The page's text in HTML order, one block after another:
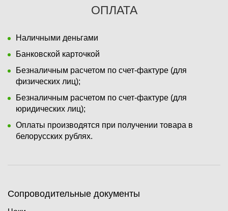
ОПЛАТА
Наличными деньгами
Банковской карточкой
Безналичным расчетом по счет-фактуре (для
физических лиц);
Безналичным расчетом по счет-фактуре (для
юридических лиц);
Оплаты производятся при получении товара в
белорусских рублях.
Сопроводительные документы